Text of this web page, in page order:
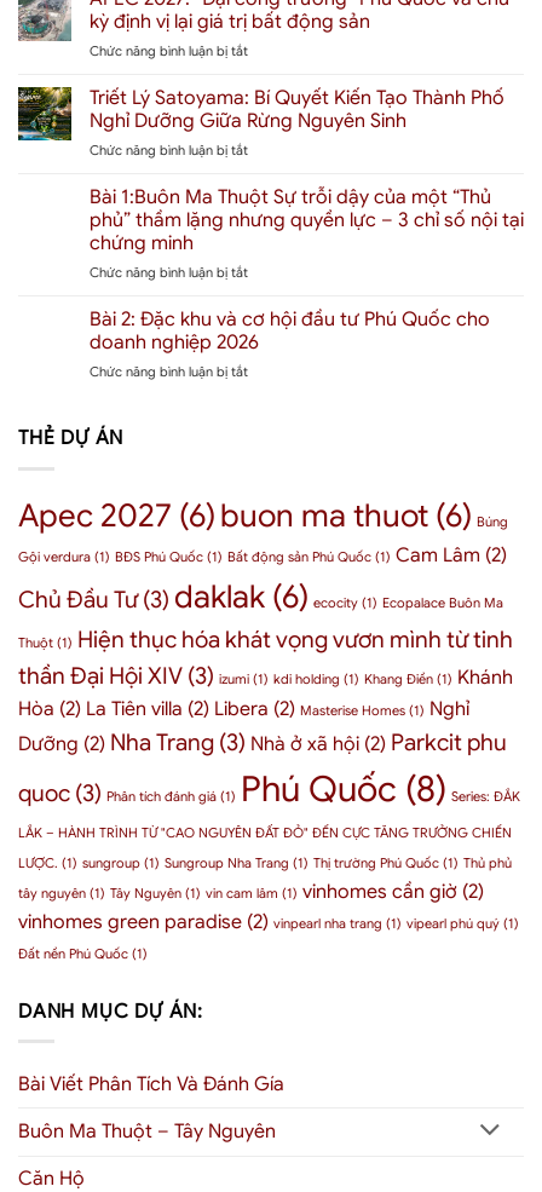
Bao
Nhiêu?
Giải
định
giá
“Thành
phố
lành”
đầu
Đặc
Xuân
Mai
Gateway
Ma
Thuột:
“Người
khổng
phía
Bắc
Tây
–
Tác
BMT
như
nào?
kỳ định vị lại giá trị bất động sản
Chức năng bình luận bị tắtở
2027:
“Đại
công
trường”
Quốc
và
định
lại
giá
bất
Triết Lý Satoyama: Bí Quyết Kiến Tạo Thành Phố
Nghỉ Dưỡng Giữa Rừng Nguyên Sinh
Chức năng bình luận bị tắtở
Lý
Satoyama:
Bí
Kiến
Thành
Phố
Nghỉ
Dưỡng
Bài 1:Buôn Ma Thuột Sự trỗi dậy của một “Thủ
phủ” thầm lặng nhưng quyền lực – 3 chỉ số nội tại
chứng minh
Chức năng bình luận bị tắtở
1:Buôn
Ma
Thuột
Sự
thầm
nhưng
quyền
lực
3
số
nội
chứng
Bài 2: Đặc khu và cơ hội đầu tư Phú Quốc cho
doanh nghiệp 2026
Chức năng bình luận bị tắtở
hội
tư
Quốc
doanh
2026
THẺ DỰ ÁN
Apec 2027 (6)buon ma thuot (6) Búng
Gội verdura (1) BĐS Phú Quốc (1) Bất động sản Phú Quốc (1) Cam Lâm (2)
Chủ Đầu Tư(3) daklak (6) ecocity (1) Ecopalace Buôn Ma
Thuột (1) Hiện thục hóa khát vọng vươn mình từ tinh
thần Đại Hội XIV (3) izumi (1) kdi holding (1) Khang Điền (1) Khánh
Hòa (2) La Tiên villa (2) Libera (2) Masterise Homes (1) Nghỉ
Dưỡng (2) Nha Trang (3) Nhà ở xã hội (2) Parkcit phu
quoc (3) Phân tích đánh giá (1) Phú Quốc (8) Series: ĐẮK
LẮK – HÀNH TRÌNH TỪ "CAO NGUYÊN ĐẤT ĐỎ" ĐẾN CỰC TĂNG TRƯỞNG CHIẾN
LƯỢC. (1) sungroup (1) Sungroup Nha Trang (1) Thị trường Phú Quốc (1) Thủ phủ
tây nguyên (1) Tây Nguyên (1) vin cam lâm (1) vinhomes cần giờ (2)
vinhomes green paradise (2) vinpearl nha trang (1) vipearl phú quý (1)
Đất nền Phú Quốc (1)
DANH MỤC DỰ ÁN:
Bài Viết Phân Tích Và Đánh Gía
Buôn Ma Thuột – Tây Nguyên
Căn Hộ